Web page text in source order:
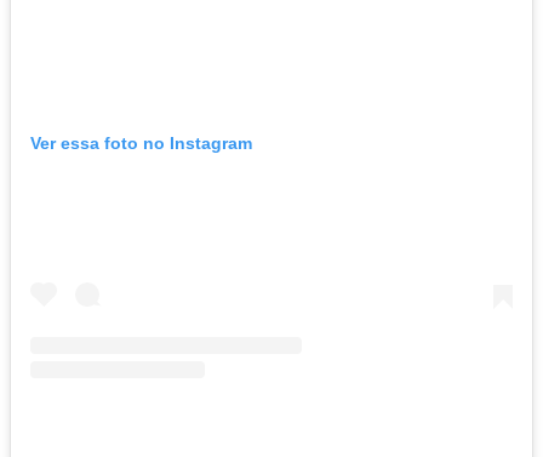
Ver essa foto no Instagram